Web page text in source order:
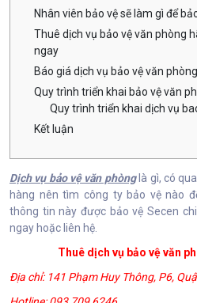
Nhân viên bảo vệ sẽ làm gì để
Thuê dịch vụ bảo vệ văn phòng
ngay
Báo giá dịch vụ bảo vệ văn
Quy trình triển khai bảo vệ văn
Quy trình triển khai dịch vụ
Kết luận
Dịch vụ bảo vệ văn phònglà gì, có
hàng nên tìm công ty bảo vệ nào
thông tin này được bảo vệ Secen
ngay hoặc liên hệ.
Thuê dịch vụ bảo vệ văn
Địa chỉ: 141 Phạm Huy Thông, P6,